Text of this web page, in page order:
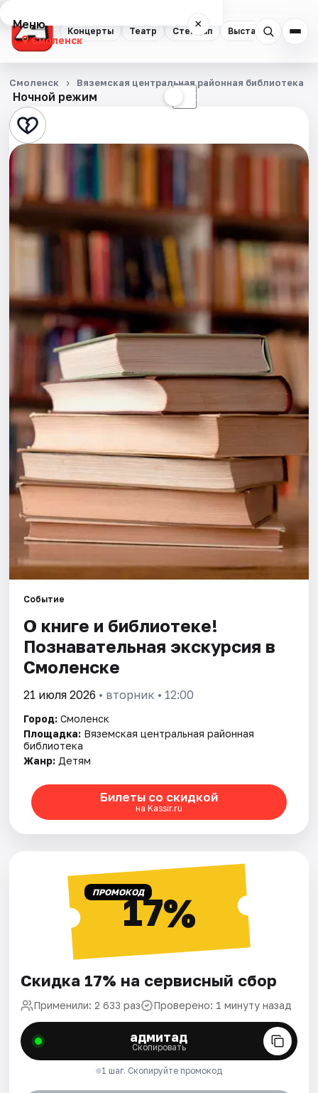
Концерты Театр Стендап Выставки
Меню ×
Смоленск
Концерты
Театр
Стендап
Выставки
Экскурсии
Спорт
Города
Площадки
Артисты
Рейтинги
Ночной режим ☾
Смоленск Вяземская центральная районная библиотека
Событие
О книге и библиотеке!
Познавательная экскурсия в
Смоленске
21 июля 2026 • вторник • 12:00
Город: Смоленск
Площадка: Вяземская центральная районная
библиотека
Жанр: Детям
Билеты со скидкой
на Kassir.ru
ПРОМОКОД17%
Скидка 17% на сервисный сбор
Применили: 2 633 раз Проверено: 1 минуту назад
адмитад
Скопировать
1 шаг. Скопируйте промокод